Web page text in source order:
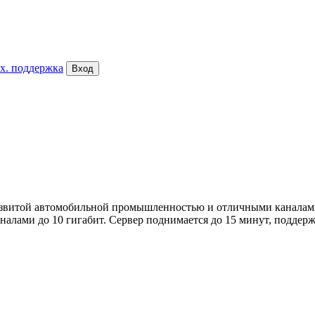
поддержка Вход
автомобильной промышленностью и отличными
до 10 гигабит. Сервер поднимается до 15 минут,